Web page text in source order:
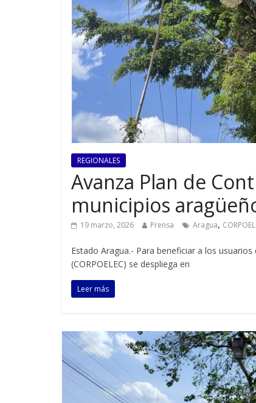
REGIONALES
Avanza Plan de
municipios
19 marzo, 2026 Prensa Aragua,
Estado Aragua.- Para beneficiar a los
(CORPOELEC) se despliega en
Leer más